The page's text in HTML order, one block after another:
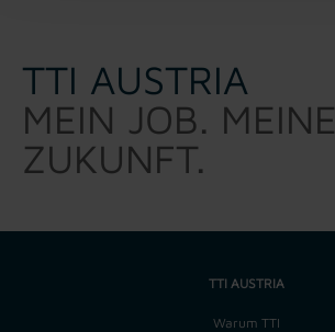
TTI AUSTRIA
MEIN JOB. MEINE
ZUKUNFT.
TTI AUSTRIA
Warum TTI